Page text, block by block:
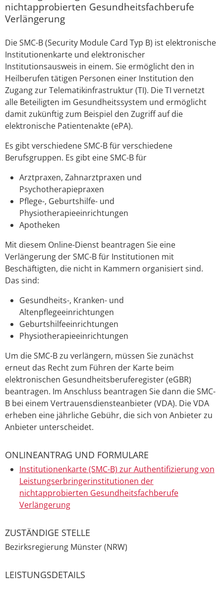
nichtapprobierten Gesundheitsfachberufe
Verlängerung
Die SMC-B (Security Module Card Typ B) ist elektronische
Institutionenkarte und elektronischer
Institutionsausweis in einem. Sie ermöglicht den in
Heilberufen tätigen Personen einer Institution den
Zugang zur Telematikinfrastruktur (TI). Die TI vernetzt
alle Beteiligten im Gesundheitssystem und ermöglicht
damit zukünftig zum Beispiel den Zugriff auf die
elektronische Patientenakte (ePA).
Es gibt verschiedene SMC-B für verschiedene
Berufsgruppen. Es gibt eine SMC-B für
Arztpraxen, Zahnarztpraxen und
Psychotherapiepraxen
Pflege-, Geburtshilfe- und
Physiotherapieeinrichtungen
Apotheken
Mit diesem Online-Dienst beantragen Sie eine
Verlängerung der SMC-B für Institutionen mit
Beschäftigten, die nicht in Kammern organisiert sind.
Das sind:
Gesundheits-, Kranken- und
Altenpflegeeinrichtungen
Geburtshilfeeinrichtungen
Physiotherapieeinrichtungen
Um die SMC-B zu verlängern, müssen Sie zunächst
erneut das Recht zum Führen der Karte beim
elektronischen Gesundheitsberuferegister (eGBR)
beantragen. Im Anschluss beantragen Sie dann die SMC-
B bei einem Vertrauensdiensteanbieter (VDA). Die VDA
erheben eine jährliche Gebühr, die sich von Anbieter zu
Anbieter unterscheidet.
ONLINEANTRAG UND FORMULARE
Institutionenkarte (SMC-B) zur Authentifizierung von
Leistungserbringerinstitutionen der
nichtapprobierten Gesundheitsfachberufe
Verlängerung
ZUSTÄNDIGE STELLE
Bezirksregierung Münster (NRW)
LEISTUNGSDETAILS